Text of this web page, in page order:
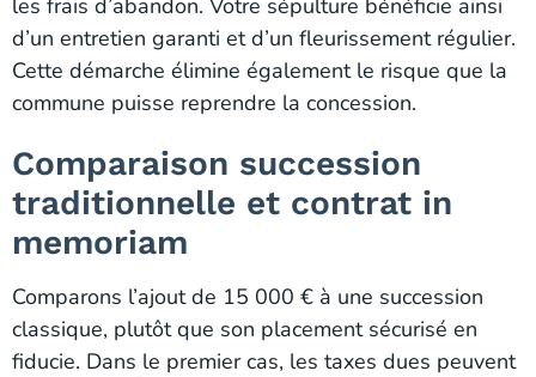
les frais d’abandon. Votre sépulture bénéficie ainsi
d’un entretien garanti et d’un fleurissement régulier.
Cette démarche élimine également le risque que la
commune puisse reprendre la concession.
Comparaison succession
traditionnelle et contrat in
memoriam
Comparons l’ajout de 15 000 € à une succession
classique, plutôt que son placement sécurisé en
fiducie. Dans le premier cas, les taxes dues peuvent